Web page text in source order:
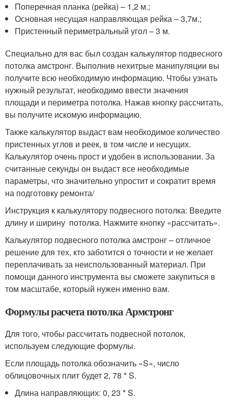
Поперечная планка (рейка) – 1,2 м.;
Основная несущая направляющая рейка – 3,7м.;
Пристенный периметральный угол – 3 м.
Специально для вас был создан калькулятор подвесного
потолка амстронг. Выполнив нехитрые манипуляции вы
получите всю необходимую информацию. Чтобы узнать
нужный результат, необходимо ввести значения
площади и периметра потолка. Нажав кнопку рассчитать,
вы получите искомую информацию.
Также калькулятор выдаст вам необходимое количество
пристенных углов и реек, в том числе и несущих.
Калькулятор очень прост и удобен в использовании. За
считанные секунды он выдаст все необходимые
параметры, что значительно упростит и сократит время
на подготовку ремонта/
Инструкция к калькулятору подвесного потолка: Введите
длину и ширину потолка. Нажмите кнопку «рассчитать».
Калькулятор подвесного потолка амстронг – отличное
решение для тех, кто заботится о точности и не желает
переплачивать за неиспользованный материал. При
помощи данного инструмента вы сможете закупиться в
том масштабе, который нужен именно вам.
Формулы расчета потолка Армстронг
Для того, чтобы рассчитать подвесной потолок,
используем следующие формулы.
Если площадь потолка обозначить «S», число
облицовочных плит будет 2, 78 * S.
Длина направляющих: 0, 23 * S.